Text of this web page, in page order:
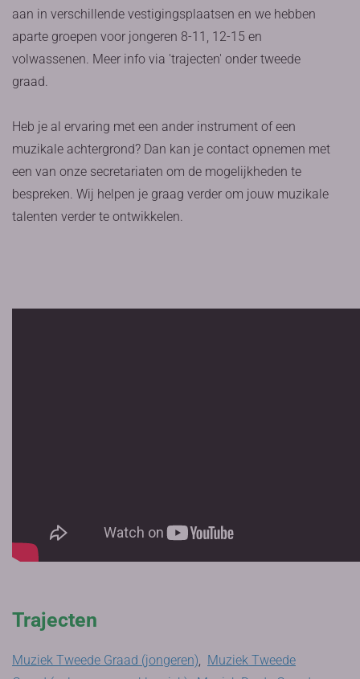
aan in verschillende vestigingsplaatsen en we hebben
aparte groepen voor jongeren 8-11, 12-15 en
volwassenen. Meer info via 'trajecten' onder tweede
graad.
Heb je al ervaring met een ander instrument of een
muzikale achtergrond? Dan kan je contact opnemen met
een van onze secretariaten om de mogelijkheden te
bespreken. Wij helpen je graag verder om jouw muzikale
talenten verder te ontwikkelen.
Trajecten
Muziek Tweede Graad (jongeren), Muziek Tweede